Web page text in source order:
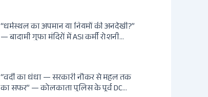
“धर्मस्थल का अपमान या नियमों की अनदेखी?”
— बादामी गुफा मंदिरों में ASI कर्मी रोशनी
सवाल — मस्जिद में जूते बंद, मंदिर में खुले?
“वर्दी का धंधा — सरकारी नौकर से महल तक
का सफर” — कोलकाता पुलिस के पूर्व DC